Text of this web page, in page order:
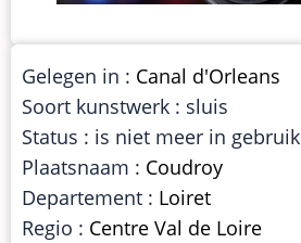
Gelegen in : Canal d'Orleans
Soort kunstwerk : sluis
Status : is niet meer in gebruik
Plaatsnaam : Coudroy
Departement : Loiret
Regio : Centre Val de Loire